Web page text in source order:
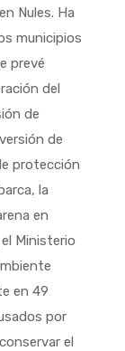
Nules. Ha
municipios
prevé
del
de
de
protección
la
en
Ministerio
en 49
por
el